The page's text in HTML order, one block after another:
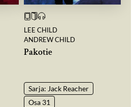
LEE CHILD
ANDREW CHILD
Pakotie
Sarja: Jack Reacher
Osa 31